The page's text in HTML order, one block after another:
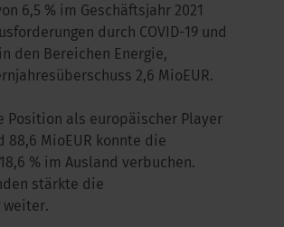
6,5 % im Geschäftsjahr 2021
durch COVID-19 und
den Bereichen Energie,
2,6 MioEUR.
Position als europäischer Player
MioEUR konnte die
% im Ausland verbuchen.
stärkte die
weiter.